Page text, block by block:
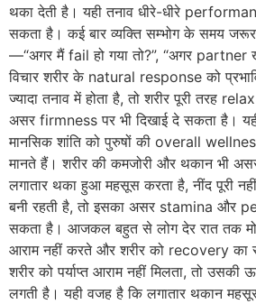
थका देती है। यही तनाव धीरे-धीरे
सकता है। कई बार व्यक्ति सम्भोग के समय
—“अगर मैं fail हो गया तो?”, “अगर partner
विचार शरीर के natural response को
ज्यादा तनाव में होता है, तो शरीर पूरी तरह
असर firmness पर भी दिखाई दे सकता है।
मानसिक शांति को पुरुषों की overall
मानते हैं। शरीर की कमजोरी और थकान भी
लगातार थका हुआ महसूस करता है, नींद पूरी नहीं
बनी रहती है, तो इसका असर stamina और
सकता है। आजकल बहुत से लोग देर रात तक
आराम नहीं करते और शरीर को recovery का
शरीर को पर्याप्त आराम नहीं मिलता, तो उसकी
लगती है। यही वजह है कि लगातार थकान